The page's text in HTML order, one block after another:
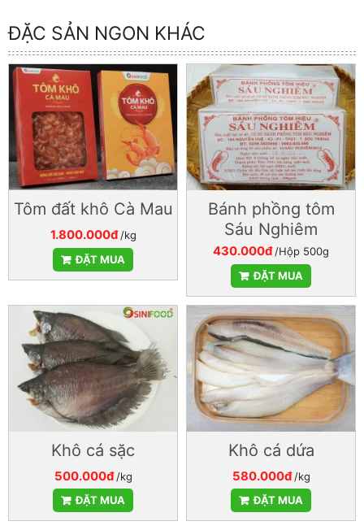
ĐẶC SẢN NGON KHÁC
Tôm đất khô Cà Mau
1.800.000đ /kg
ĐẶT MUA
Bánh phồng tôm
Sáu Nghiêm
430.000đ/Hộp 500g
ĐẶT MUA
Khô cá sặc
500.000đ /kg
ĐẶT MUA
Khô cá dứa
580.000đ /kg
ĐẶT MUA